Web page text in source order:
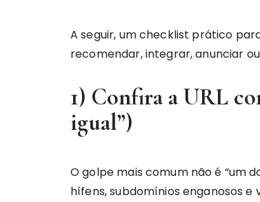
A seguir, um checklist prático
recomendar, integrar, anunciar
1) Confira a URL
igual”)
O golpe mais comum não é “um
hífens, subdomínios enganosos e